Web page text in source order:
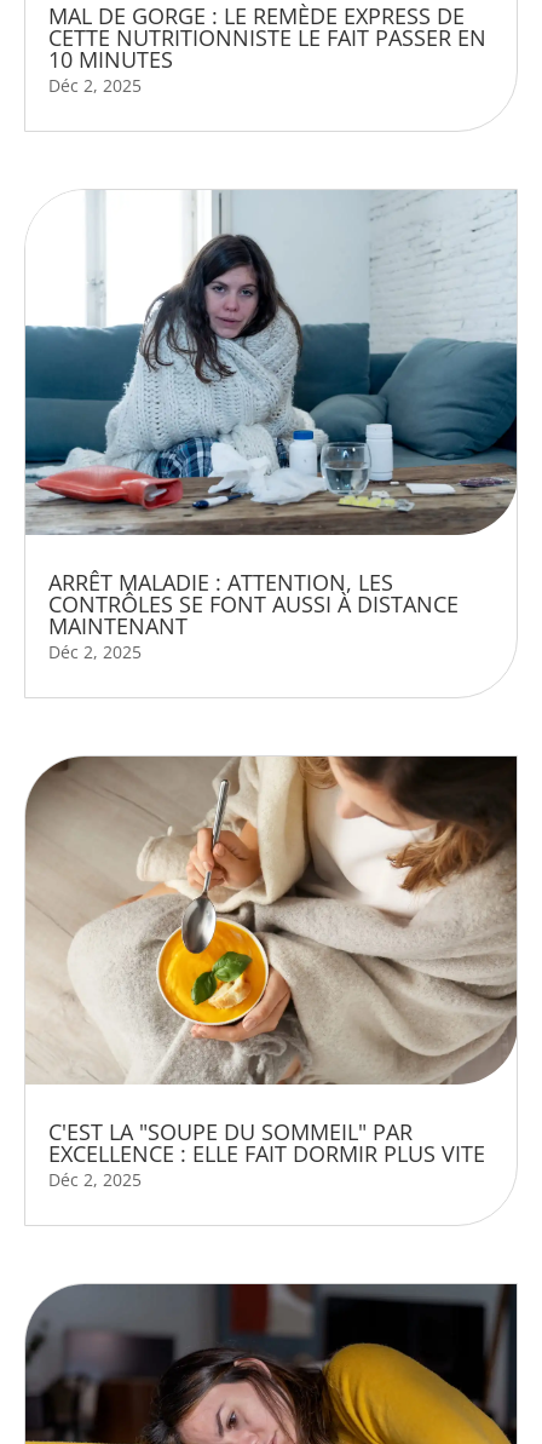
MAL DE GORGE : LE REMÈDE EXPRESS DE
CETTE NUTRITIONNISTE LE FAIT PASSER EN
10 MINUTES
Déc 2, 2025
ARRÊT MALADIE : ATTENTION, LES
CONTRÔLES SE FONT AUSSI À DISTANCE
MAINTENANT
Déc 2, 2025
C'EST LA "SOUPE DU SOMMEIL" PAR
EXCELLENCE : ELLE FAIT DORMIR PLUS VITE
Déc 2, 2025